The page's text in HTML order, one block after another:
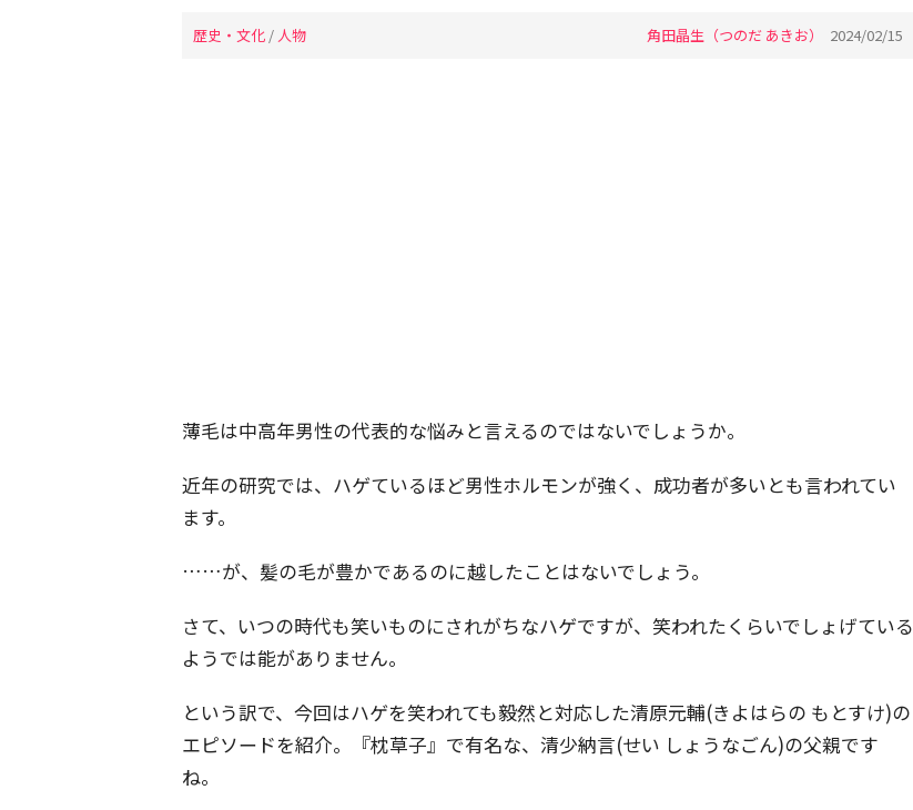
歴史・文化 / 人物 角田晶生（つのだ あきお） 2024/02/15
薄毛は中高年男性の代表的な悩みと言えるのではないでしょうか。
近年の研究では、ハゲているほど男性ホルモンが強く、成功者が多いとも言われてい
ます。
……が、髪の毛が豊かであるのに越したことはないでしょう。
さて、いつの時代も笑いものにされがちなハゲですが、笑われたくらいでしょげている
ようでは能がありません。
という訳で、今回はハゲを笑われても毅然と対応した清原元輔(きよはらの もとすけ)の
エピソードを紹介。『枕草子』で有名な、清少納言(せい しょうなごん)の父親です
ね。